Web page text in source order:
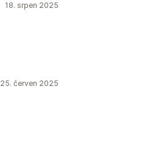
18. srpen 2025
25. červen 2025